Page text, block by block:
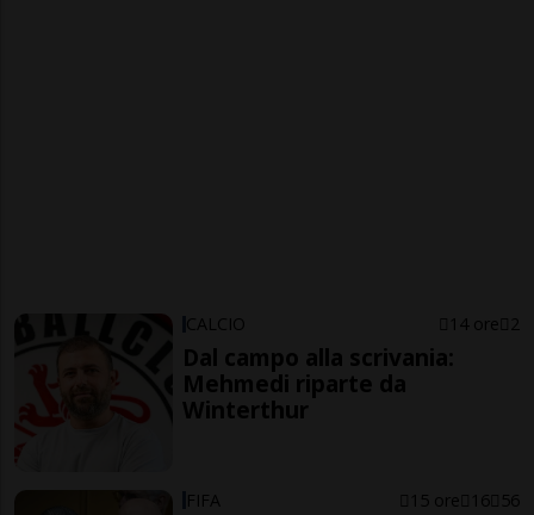
CALCIO 14 ore 2
Dal campo alla scrivania:
Mehmedi riparte da
Winterthur
FIFA 15 ore 16 56